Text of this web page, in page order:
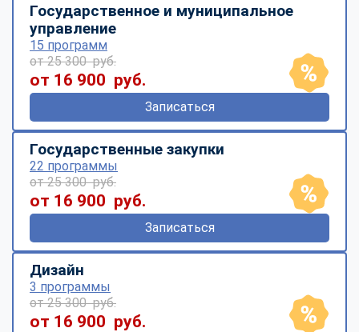
Государственное и муниципальное
управление
15 программ
от 25 300 руб.
от 16 900 руб.
Записаться
Государственные закупки
22 программы
от 25 300 руб.
от 16 900 руб.
Записаться
Дизайн
3 программы
от 25 300 руб.
от 16 900 руб.